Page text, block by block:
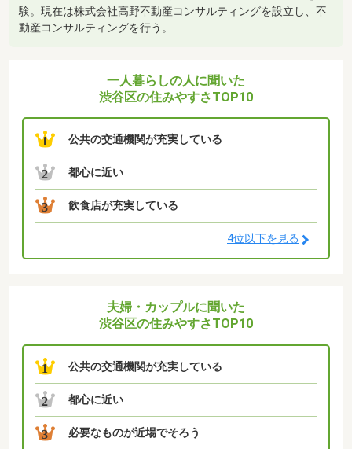
験。現在は株式会社高野不動産コンサルティングを設立し、不
動産コンサルティングを行う。
一人暮らしの人に聞いた
渋谷区の住みやすさTOP10
1 公共の交通機関が充実している
2 都心に近い
3 飲食店が充実している
4位以下を見る
夫婦・カップルに聞いた
渋谷区の住みやすさTOP10
1 公共の交通機関が充実している
2 都心に近い
3 必要なものが近場でそろう